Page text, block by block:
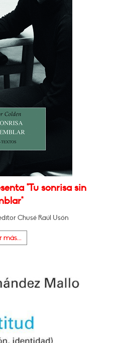
"Tu sonrisa sin
Chusé Raúl Usón
más...